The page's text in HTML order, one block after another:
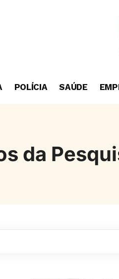
POLÍCIA SAÚDE
da